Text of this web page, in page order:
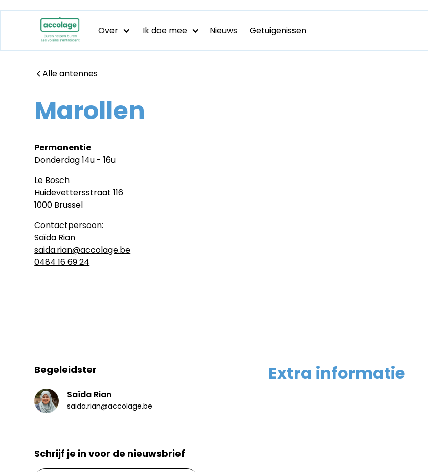
Over Ik doe mee Nieuws Getuigenissen
Alle antennes
Marollen
Permanentie
Donderdag 14u - 16u
​Le Bosch
Huidevettersstraat 116
1000 Brussel
Contactpersoon:
Saïda Rian
saida.rian@accolage.be
0484 16 69 24
Begeleidster
Saïda Rian
saida.rian@accolage.be
Schrijf je in voor de nieuwsbrief
Extra informatie